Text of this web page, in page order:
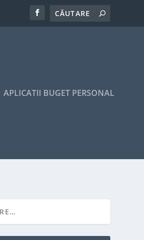
APLICATII BUGET PERSONAL